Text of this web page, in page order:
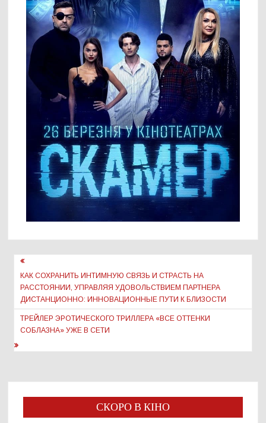
Навигация
по
записям
КАК СОХРАНИТЬ ИНТИМНУЮ СВЯЗЬ И СТРАСТЬ НА
РАССТОЯНИИ, УПРАВЛЯЯ УДОВОЛЬСТВИЕМ ПАРТНЕРА
ДИСТАНЦИОННО: ИННОВАЦИОННЫЕ ПУТИ К БЛИЗОСТИ
ТРЕЙЛЕР ЭРОТИЧЕСКОГО ТРИЛЛЕРА «ВСЕ ОТТЕНКИ
СОБЛАЗНА» УЖЕ В СЕТИ
СКОРО В КІНО